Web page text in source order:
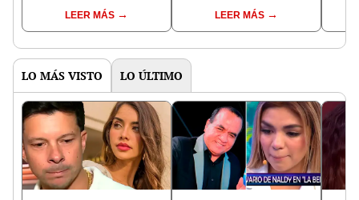
ataques de pánico de
Ezio Oliva: “La
LEER MÁS
Schwarz en España: "No
les digas te quiero..."
LEER MÁS
LO MÁS VISTO LO ÚLTIMO